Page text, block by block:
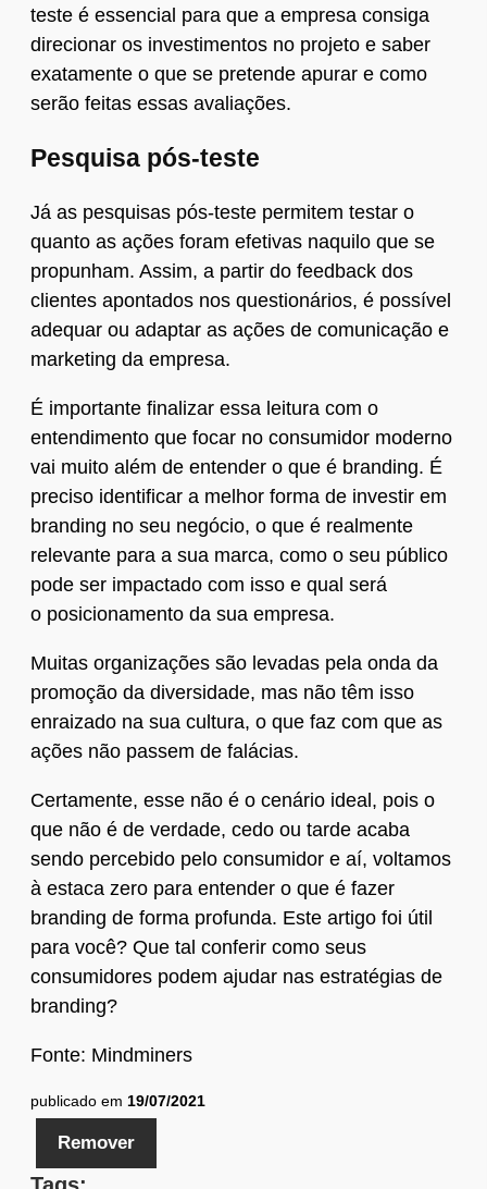
teste é essencial para que a empresa consiga
direcionar os investimentos no projeto e saber
exatamente o que se pretende apurar e como
serão feitas essas avaliações.
Pesquisa pós-teste
Já as pesquisas pós-teste permitem testar o
quanto as ações foram efetivas naquilo que se
propunham. Assim, a partir do feedback dos
clientes apontados nos questionários, é possível
adequar ou adaptar as ações de comunicação e
marketing da empresa.
É importante finalizar essa leitura com o
entendimento que focar no consumidor moderno
vai muito além de entender o que é branding. É
preciso identificar a melhor forma de investir em
branding no seu negócio, o que é realmente
relevante para a sua marca, como o seu público
pode ser impactado com isso e qual será
o posicionamento da sua empresa.
Muitas organizações são levadas pela onda da
promoção da diversidade, mas não têm isso
enraizado na sua cultura, o que faz com que as
ações não passem de falácias.
Certamente, esse não é o cenário ideal, pois o
que não é de verdade, cedo ou tarde acaba
sendo percebido pelo consumidor e aí, voltamos
à estaca zero para entender o que é fazer
branding de forma profunda. Este artigo foi útil
para você? Que tal conferir como seus
consumidores podem ajudar nas estratégias de
branding?
Fonte: Mindminers
publicado em 19/07/2021
Remover